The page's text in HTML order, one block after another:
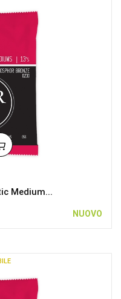
Medium...
NUOVO